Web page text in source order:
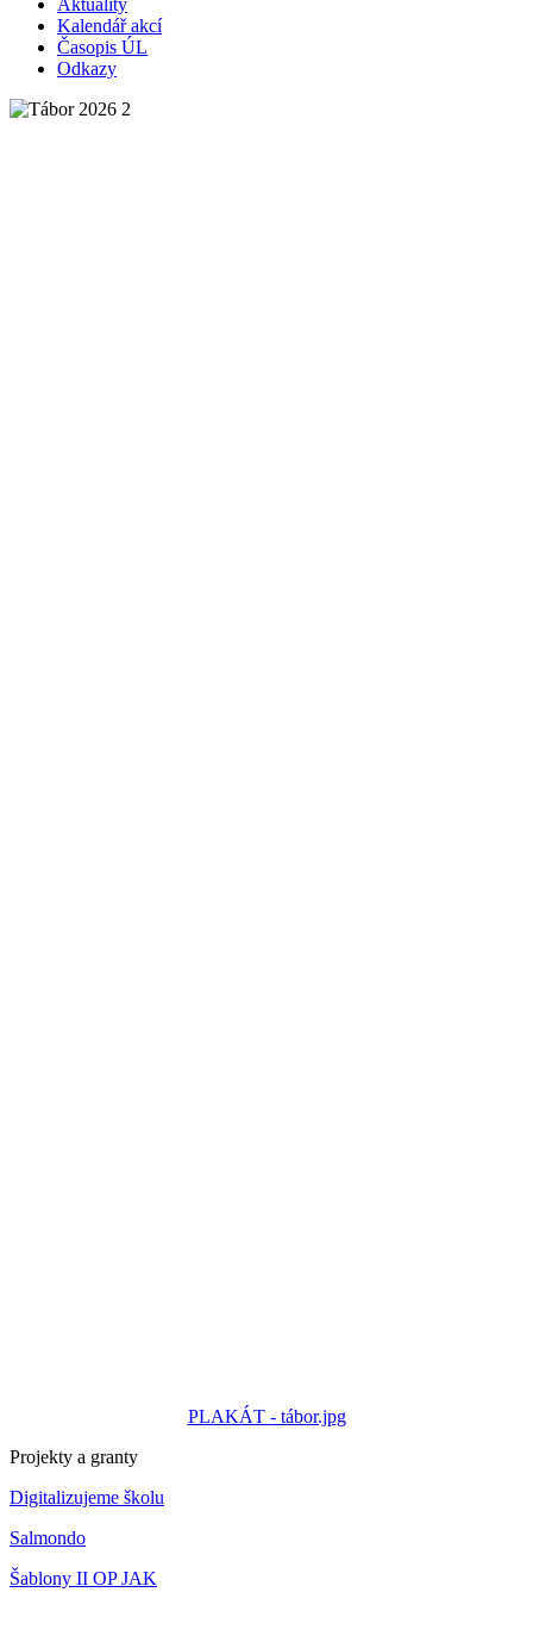
Aktuality
Kalendář akcí
Časopis ÚL
Odkazy
PLAKÁT - tábor.jpg
Projekty a granty
Digitalizujeme školu
Salmondo
Šablony II OP JAK